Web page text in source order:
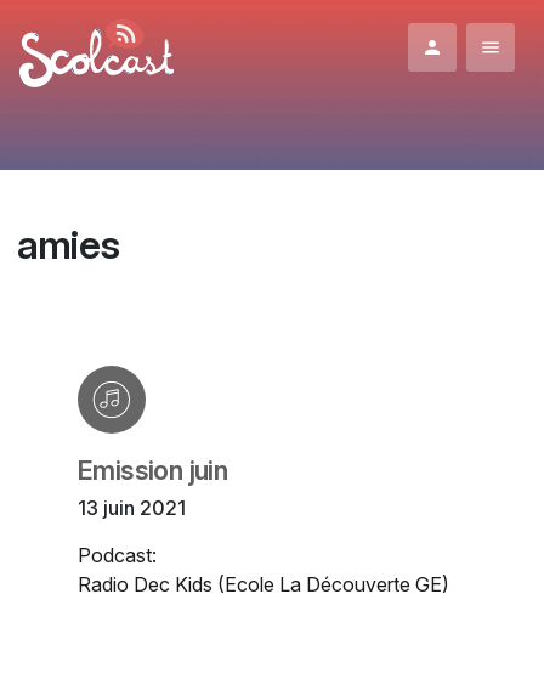
amies
Emission juin
13 juin 2021
Podcast:
Radio Dec Kids (Ecole La Découverte GE)